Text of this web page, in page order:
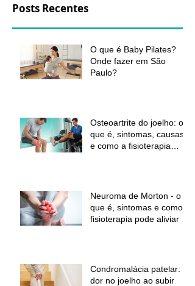
Posts Recentes
O que é Baby Pilates?
Onde fazer em São
Paulo?
Osteoartrite do joelho: o
que é, sintomas, causas
e como a fisioterapia
Neuroma de Morton - o
que é, sintomas e como a
fisioterapia pode aliviar a
Condromalácia patelar:
dor no joelho ao subir